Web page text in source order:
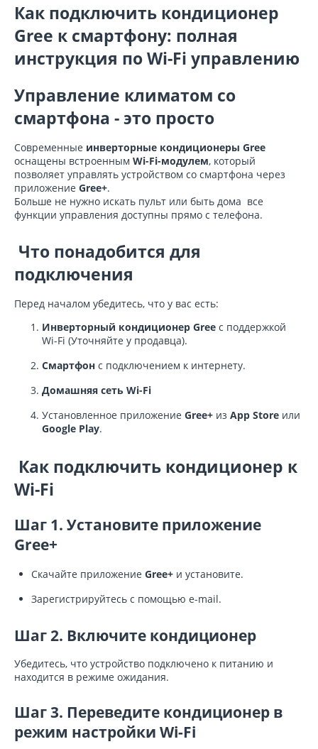
Как подключить кондиционер
Gree к смартфону: полная
инструкция по Wi-Fi управлению
Управление климатом со
смартфона - это просто
Современные инверторные кондиционеры Gree
оснащены встроенным Wi-Fi-модулем, который
позволяет управлять устройством со смартфона через
приложение Gree+.
Больше не нужно искать пульт или быть дома все
функции управления доступны прямо с телефона.
Что понадобится для
подключения
Перед началом убедитесь, что у вас есть:
Инверторный кондиционер Gree с поддержкой
Wi-Fi (Уточняйте у продавца).
Смартфон с подключением к интернету.
Домашняя сеть Wi-Fi
Установленное приложение Gree+ из App Store или
Google Play.
Как подключить кондиционер к
Wi-Fi
Шаг 1. Установите приложение
Gree+
Скачайте приложение Gree+ и установите.
Зарегистрируйтесь с помощью e-mail.
Шаг 2. Включите кондиционер
Убедитесь, что устройство подключено к питанию и
находится в режиме ожидания.
Шаг 3. Переведите кондиционер в
режим настройки Wi-Fi